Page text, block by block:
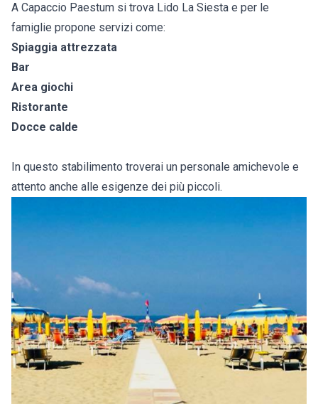
A Capaccio Paestum si trova Lido La Siesta e per le
famiglie propone servizi come:
Spiaggia attrezzata
Bar
Area giochi
Ristorante
Docce calde
In questo stabilimento troverai un personale amichevole e
attento anche alle esigenze dei più piccoli.